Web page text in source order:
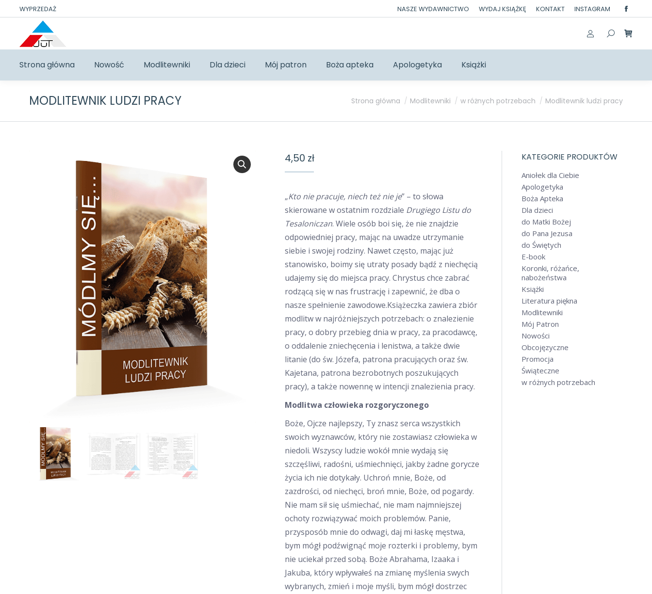
WYPRZEDAŻ NASZE WYDAWNICTWO WYDAJ KSIĄŻKĘ KONTAKT INSTAGRAM
page
opens
in
Strona główna Nowość Modlitewniki Dla dzieci Mój patron Boża apteka Apologetyka Książki
MODLITEWNIK LUDZI PRACY Jesteś tutaj:
Strona główna Modlitewniki w różnych potrzebach Modlitewnik ludzi pracy
4,50 zł
„Kto nie pracuje, niech też nie je” – to słowa
skierowane w ostatnim rozdziale Drugiego Listu do
Tesaloniczan. Wiele osób boi się, że nie znajdzie
odpowiedniej pracy, mając na uwadze utrzymanie
siebie i swojej rodziny. Nawet często, mając już
stanowisko, boimy się utraty posady bądź z niechęcią
udajemy się do miejsca pracy. Chrystus chce zabrać
rodzącą się w nas frustrację i zapewnić, że dba o
nasze spełnienie zawodowe.Książeczka zawiera zbiór
modlitw w najróżniejszych potrzebach: o znalezienie
pracy, o dobry przebieg dnia w pracy, za pracodawcę,
o oddalenie zniechęcenia i lenistwa, a także dwie
litanie (do św. Józefa, patrona pracujących oraz św.
Kajetana, patrona bezrobotnych poszukujących
pracy), a także nowennę w intencji znalezienia pracy.
Modlitwa człowieka rozgoryczonego
Boże, Ojcze najlepszy, Ty znasz serca wszyst­kich
swoich wyznawców, który nie zostawiasz człowieka w
niedoli. Wszyscy ludzie wokół mnie wydają się
szczęśliwi, radośni, uśmiechnięci, jak­by żadne gorycze
życia ich nie dotykały. Uchroń mnie, Boże, od
zazdrości, od nie­chęci, broń mnie, Boże, od pogardy.
Nie mam sił się uśmiechać, nie mam najmniejszej
ochoty rozwiązywać moich problemów. Panie,
przyspo­sób mnie do odwagi, daj mi łaskę męstwa,
bym mógł podźwignąć moje rozterki i problemy, bym
nie uciekał przed sobą. Boże Abrahama, Izaaka i
Jakuba, który wpływałeś na zmianę myślenia swych
wybranych, zmień i moje myśli, bym mógł dostrzec
KATEGORIE PRODUKTÓW
Aniołek dla Ciebie
Apologetyka
Boża Apteka
Dla dzieci
do Matki Bożej
do Pana Jezusa
do Świętych
E-book
Koronki, różańce,
nabożeństwa
Książki
Literatura piękna
Modlitewniki
Mój Patron
Nowości
Obcojęzyczne
Promocja
Świąteczne
w różnych potrzebach